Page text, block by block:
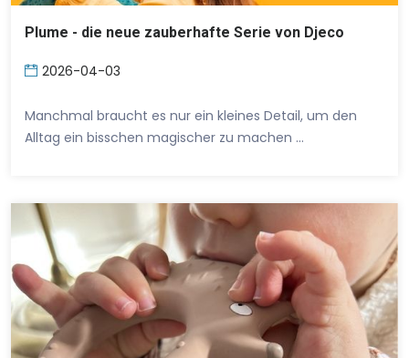
Plume - die neue zauberhafte Serie von Djeco
2026-04-03
Manchmal braucht es nur ein kleines Detail, um den
Alltag ein bisschen magischer zu machen …